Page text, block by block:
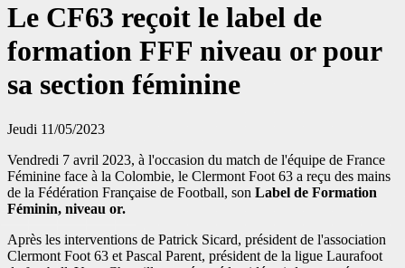
Le CF63 reçoit le label de
formation FFF niveau or pour
sa section féminine
Jeudi 11/05/2023
Vendredi 7 avril 2023, à l'occasion du match de l'équipe de France
Féminine face à la Colombie, le Clermont Foot 63 a reçu des mains
de la Fédération Française de Football, son Label de Formation
Féminin, niveau or.
Après les interventions de Patrick Sicard, président de l'association
Clermont Foot 63 et Pascal Parent, président de la ligue Laurafoot